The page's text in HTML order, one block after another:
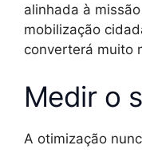
alinhada à
mobilização
converterá muito
Medir o
A otimização